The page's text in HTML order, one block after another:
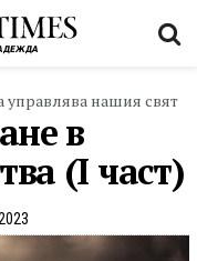
управлява нашия свят
в
(I част)